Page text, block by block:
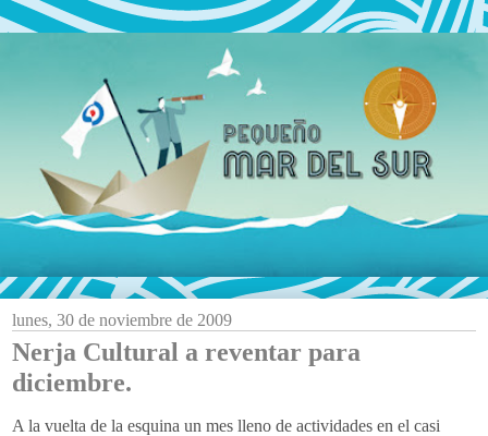
lunes, 30 de noviembre de 2009
Nerja Cultural a reventar para
diciembre.
A la vuelta de la esquina un mes lleno de actividades en el casi